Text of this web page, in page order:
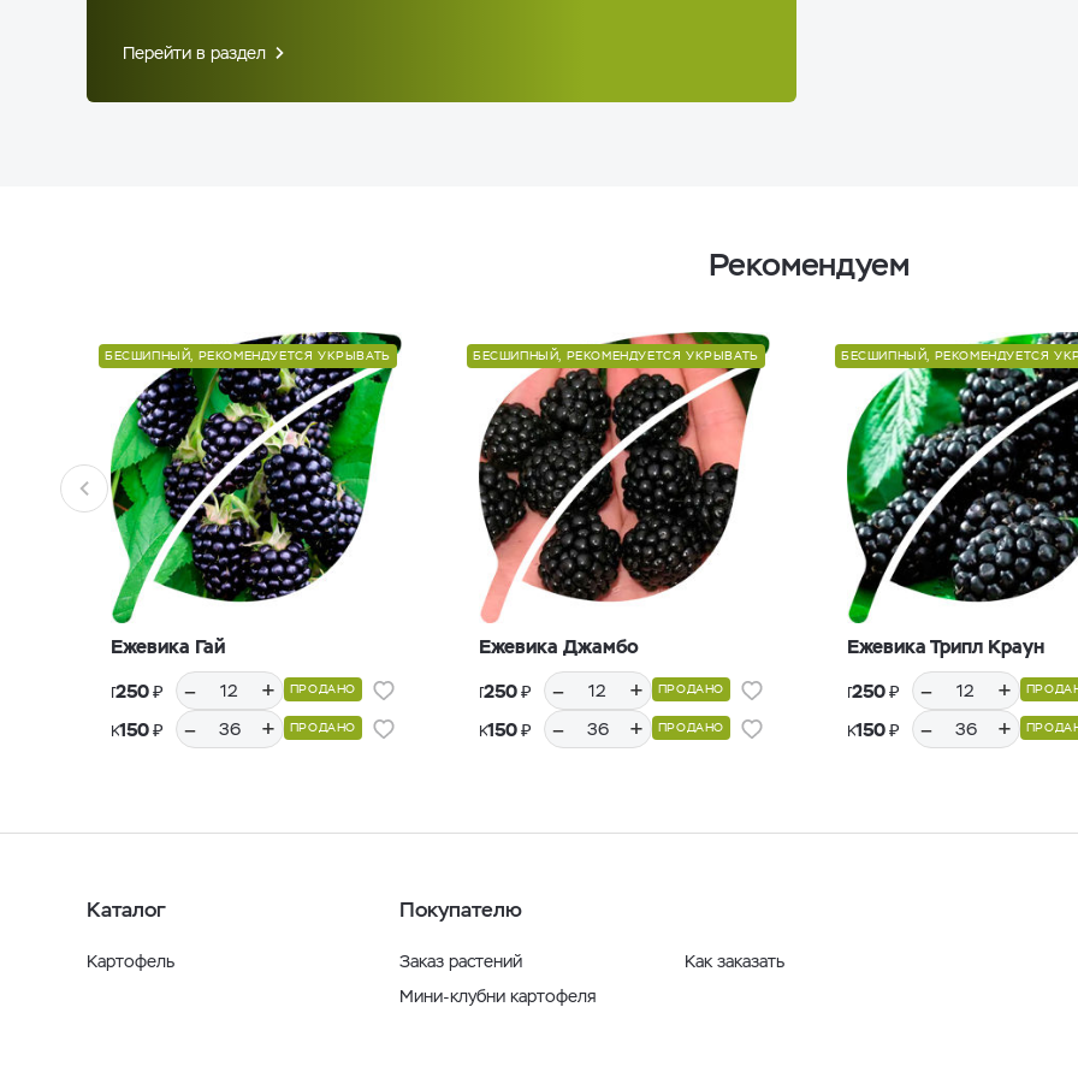
Перейти в раздел
Рекомендуем
БЕСШИПНЫЙ, РЕКОМЕНДУЕТСЯ УКРЫВАТЬ
Ежевика Гай
Горшки Р9, 12 шт.
250₽ – + ПРОДАНО
Кассеты Р36, 36 шт.
150₽ – + ПРОДАНО
БЕСШИПНЫЙ, РЕКОМЕНДУЕТСЯ УКРЫВАТЬ
Ежевика Джамбо
Горшки Р9, 12 шт.
250₽ – + ПРОДАНО
Кассеты Р36, 36 шт.
150₽ – + ПРОДАНО
БЕСШИПНЫЙ, РЕКОМЕНДУЕТСЯ
Ежевика Трипл Краун
Горшки Р9, 12 шт.
250₽ – +
Кассеты Р36, 36 шт.
150₽ – +
Каталог
Картофель
Покупателю
Заказ растений
Мини-клубни картофеля
Как заказать